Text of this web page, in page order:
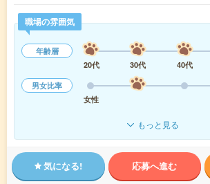
職場の雰囲気
年齢層
20代
30代 40代
男女比率
女性
もっと見る
気になる! 応募へ進む